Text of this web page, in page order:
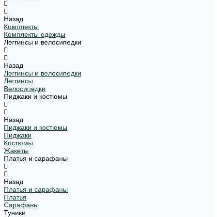
Назад
Комплекты
Комплекты одежды
Леггинсы и велосипедки
Назад
Леггинсы и велосипедки
Леггинсы
Велосипедки
Пиджаки и костюмы
Назад
Пиджаки и костюмы
Пиджаки
Костюмы
Жакеты
Платья и сарафаны
Назад
Платья и сарафаны
Платья
Сарафаны
Туники